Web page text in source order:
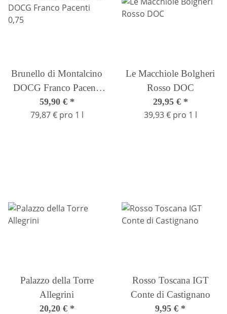
Brunello di Montalcino
DOCG Franco Pacenti
0,75
59,90 € *
79,87 € pro 1 l
Le Macchiole Bolgheri
Rosso DOC
29,95 € *
39,93 € pro 1 l
Palazzo della Torre
Allegrini
20,20 € *
Rosso Toscana IGT
Conte di Castignano
9,95 € *